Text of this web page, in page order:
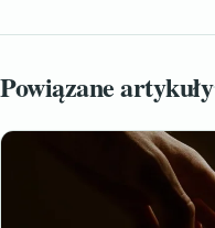
Powiązane artykuły